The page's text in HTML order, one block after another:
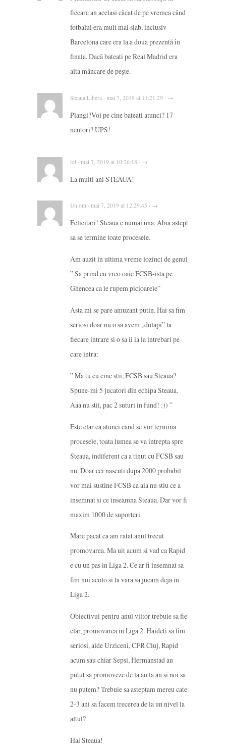
fiecare an acelasi căcat de pe vremea când
fotbalul era mult mai slab, inclusiv
Barcelona care era la a doua prezentă în
finala. Dacă bateati pe Real Madrid era
alta mâncare de pește.
Steaua Libera · mai 7, 2019 at 11:21:29 · →
Plangi?Voi pe cine bateati atunci? 17
nentori? UPS!
lol · mai 7, 2019 at 10:26:18 · →
La multi ani STEAUA!
Un om · mai 7, 2019 at 12:29:45 · →
Felicitari! Steaua e numai una. Abia astept
sa se termine toate procesele.
Am auzit in ultima vreme lozinci de genul
” Sa prind eu vreo oaie FCSB-ista pe
Ghencea ca le rupem picioarele”
Asta mi se pare amuzant putin. Hai sa fim
seriosi doar nu o sa avem „dulapi” la
fiecare intrare si o sa ii ia la intrebari pe
care intra:
” Ma tu cu cine stii, FCSB sau Steaua?
Spune-mi 5 jucatori din echipa Steaua.
Aaa nu stii, pac 2 suturi in fund! :)) ”
Este clar ca atunci cand se vor termina
procesele, toata lumea se va intrepta spre
Steaua, indiferent ca a tinut cu FCSB sau
nu. Doar cei nascuti dupa 2000 probabil
vor mai sustine FCSB ca aia nu stiu ce a
insemnat si ce inseamna Steaua. Dar vor fi
maxim 1000 de suporteri.
Mare pacat ca am ratat anul trecut
promovarea. Ma uit acum si vad ca Rapid
e cu un pas in Liga 2. Ce ar fi insemnat sa
fim noi acolo si la vara sa jucam deja in
Liga 2.
Obiectivul pentru anul viitor trebuie sa fie
clar, promovarea in Liga 2. Haideti sa fim
seriosi, alde Urziceni, CFR Cluj, Rapid
acum sau chiar Sepsi, Hermanstad au
putut sa promoveze de la an la an si noi sa
nu putem? Trebuie sa asteptam mereu cate
2-3 ani sa facem trecerea de la un nivel la
altul?
Hai Steaua!